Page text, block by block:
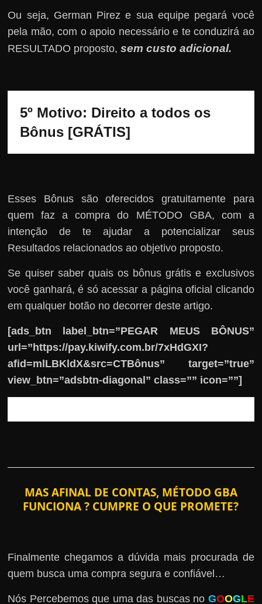
Ou seja, German Pirez e sua equipe pegará você
pela mão, com o apoio necessário e te conduzirá ao
RESULTADO proposto,sem custo adicional.
5º Motivo: Direito a todos os
Bônus [GRÁTIS]
Esses Bônus são oferecidos gratuitamente para
quem faz a compra do MÉTODO GBA, com a
intenção de te ajudar a potencializar seus
Resultados relacionados ao objetivo proposto.
Se quiser saber quais os bônus grátis e exclusivos
você ganhará, é só acessar a página oficial clicando
em qualquer botão no decorrer deste artigo.
[ads_btn label_btn=”PEGAR MEUS BÔNUS”
url=”https://pay.kiwify.com.br/7xHdGXI?
afid=mlLBKldX&src=CTBônus” target=”true”
view_btn=”adsbtn-diagonal” class=”” icon=””]
MAS AFINAL DE CONTAS, MÉTODO GBA
FUNCIONA ? CUMPRE O QUE PROMETE?
Finalmente chegamos a dúvida mais procurada de
quem busca uma compra segura e confiável…
Nós Percebemos que uma das buscas no GOOGLE